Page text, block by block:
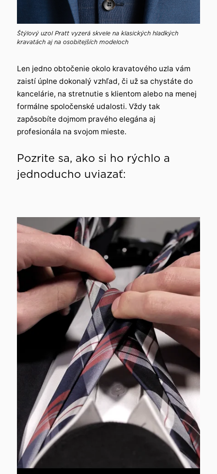
Štýlový uzol Pratt vyzerá skvele na klasických hladkých
kravatách aj na osobitejších modeloch
Len jedno obtočenie okolo kravatového uzla vám
zaistí úplne dokonalý vzhľad, či už sa chystáte do
kancelárie, na stretnutie s klientom alebo na menej
formálne spoločenské udalosti. Vždy tak
zapôsobíte dojmom pravého elegána aj
profesionála na svojom mieste.
Pozrite sa, ako si ho rýchlo a
jednoducho uviazať: